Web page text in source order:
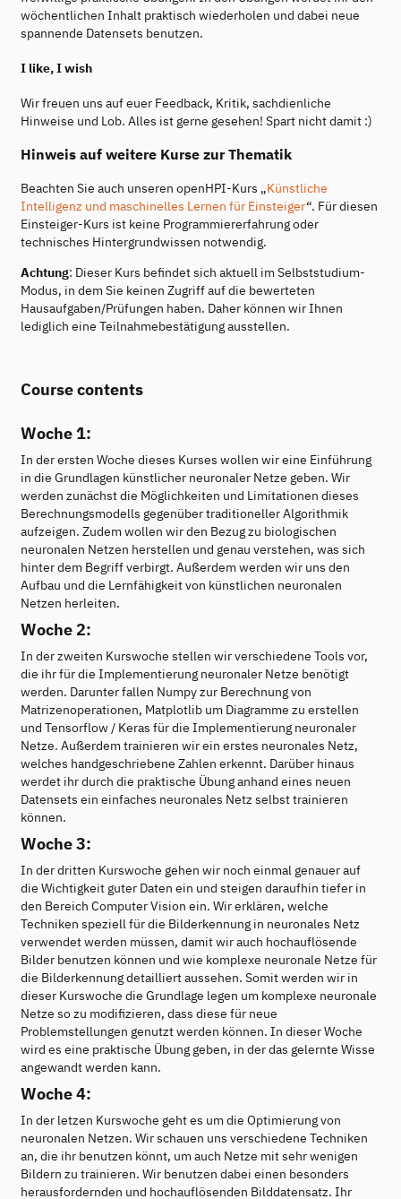
wöchentlichen Inhalt praktisch wiederholen und dabei neue
spannende Datensets benutzen.
I like, I wish
Wir freuen uns auf euer Feedback, Kritik, sachdienliche
Hinweise und Lob. Alles ist gerne gesehen! Spart nicht damit :)
Hinweis auf weitere Kurse zur Thematik
Beachten Sie auch unseren openHPI-Kurs „Künstliche
Intelligenz und maschinelles Lernen für Einsteiger“. Für diesen
Einsteiger-Kurs ist keine Programmiererfahrung oder
technisches Hintergrundwissen notwendig.
Achtung: Dieser Kurs befindet sich aktuell im Selbststudium-
Modus, in dem Sie keinen Zugriff auf die bewerteten
Hausaufgaben/Prüfungen haben. Daher können wir Ihnen
lediglich eine Teilnahmebestätigung ausstellen.
Course contents
Woche 1:
In der ersten Woche dieses Kurses wollen wir eine Einführung
in die Grundlagen künstlicher neuronaler Netze geben. Wir
werden zunächst die Möglichkeiten und Limitationen dieses
Berechnungsmodells gegenüber traditioneller Algorithmik
aufzeigen. Zudem wollen wir den Bezug zu biologischen
neuronalen Netzen herstellen und genau verstehen, was sich
hinter dem Begriff verbirgt. Außerdem werden wir uns den
Aufbau und die Lernfähigkeit von künstlichen neuronalen
Netzen herleiten.
Woche 2:
In der zweiten Kurswoche stellen wir verschiedene Tools vor,
die ihr für die Implementierung neuronaler Netze benötigt
werden. Darunter fallen Numpy zur Berechnung von
Matrizenoperationen, Matplotlib um Diagramme zu erstellen
und Tensorflow / Keras für die Implementierung neuronaler
Netze. Außerdem trainieren wir ein erstes neuronales Netz,
welches handgeschriebene Zahlen erkennt. Darüber hinaus
werdet ihr durch die praktische Übung anhand eines neuen
Datensets ein einfaches neuronales Netz selbst trainieren
können.
Woche 3:
In der dritten Kurswoche gehen wir noch einmal genauer auf
die Wichtigkeit guter Daten ein und steigen daraufhin tiefer in
den Bereich Computer Vision ein. Wir erklären, welche
Techniken speziell für die Bilderkennung in neuronales Netz
verwendet werden müssen, damit wir auch hochauflösende
Bilder benutzen können und wie komplexe neuronale Netze für
die Bilderkennung detailliert aussehen. Somit werden wir in
dieser Kurswoche die Grundlage legen um komplexe neuronale
Netze so zu modifizieren, dass diese für neue
Problemstellungen genutzt werden können. In dieser Woche
wird es eine praktische Übung geben, in der das gelernte Wisse
angewandt werden kann.
Woche 4:
In der letzen Kurswoche geht es um die Optimierung von
neuronalen Netzen. Wir schauen uns verschiedene Techniken
an, die ihr benutzen könnt, um auch Netze mit sehr wenigen
Bildern zu trainieren. Wir benutzen dabei einen besonders
herausfordernden und hochauflösenden Bilddatensatz. Ihr